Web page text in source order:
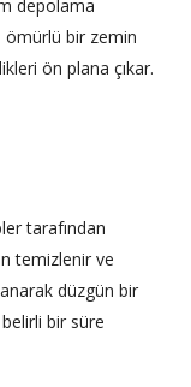
depolama
ömürlü bir zemin
ön plana çıkar.
tarafından
temizlenir ve
düzgün bir
bir süre